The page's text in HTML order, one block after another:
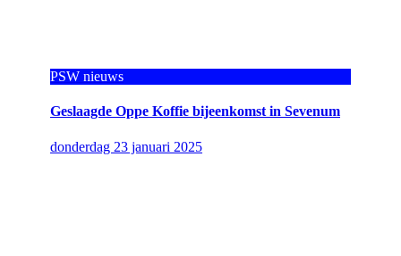
PSW nieuws
Geslaagde Oppe Koffie bijeenkomst in Sevenum
donderdag 23 januari 2025